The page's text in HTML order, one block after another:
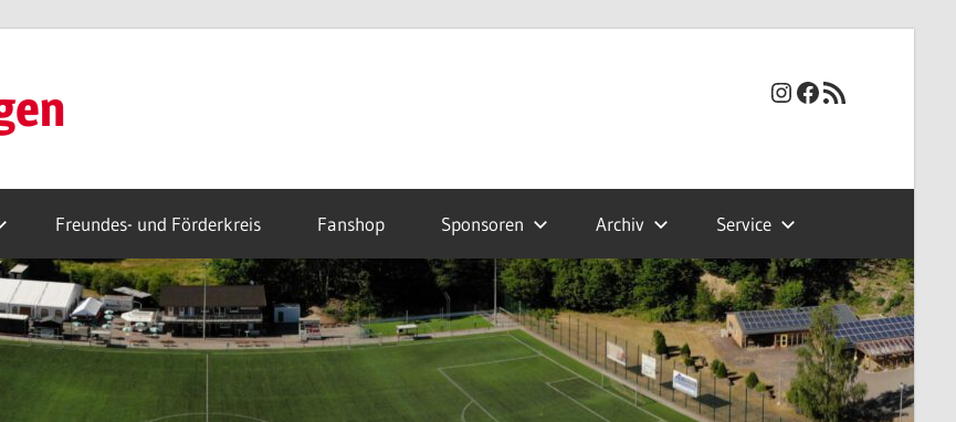
Instagram
Facebook
RSS-Feed
Freundes- und Förderkreis Fanshop Sponsoren Archiv Service